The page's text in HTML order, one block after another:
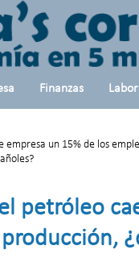
Finanzas
empresa un 15% de los
petróleo